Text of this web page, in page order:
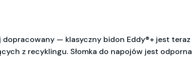
dopracowany — klasyczny bidon Eddy®+ jest
z recyklingu. Słomka do napojów jest